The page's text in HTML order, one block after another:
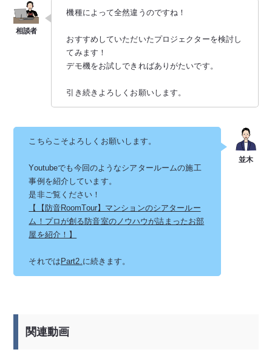
機種によって全然違うのですね！
おすすめしていただいたプロジェクターを検討し
てみます！
デモ機をお試しできればありがたいです。
引き続きよろしくお願いします。
こちらこそよろしくお願いします。
Youtubeでも今回のようなシアタールームの施工
事例を紹介しています。
是非ご覧ください！
【【防音RoomTour】マンションのシアタールー
ム！プロが創る防音室のノウハウが詰まったお部
屋を紹介！】
それでは Part2.に続きます。
関連動画